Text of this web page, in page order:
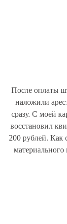
После оплаты
наложили
сразу. С моей
восстановил
200 рублей. Как